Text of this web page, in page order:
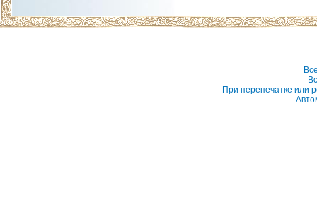
При перепечатке или